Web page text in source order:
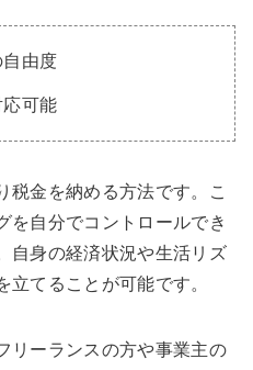
由度
可能
税金を納める方法です。こ
を自分でコントロールでき
自身の経済状況や生活リズ
立てることが可能です。
リーランスの方や事業主の